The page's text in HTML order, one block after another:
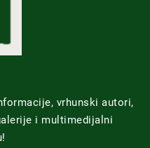
vrhunski autori,
i multimedijalni